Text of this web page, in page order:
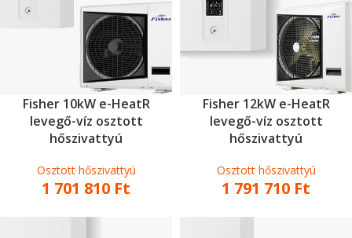
Fisher 10kW e-HeatR
levegő-víz osztott
hőszivattyú
Osztott hőszivattyú
1 701 810 Ft
Fisher 12kW e-HeatR
levegő-víz osztott
hőszivattyú
Osztott hőszivattyú
1 791 710 Ft